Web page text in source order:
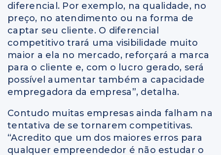
diferencial. Por exemplo, na qualidade, no
preço, no atendimento ou na forma de
captar seu cliente. O diferencial
competitivo trará uma visibilidade muito
maior a ela no mercado, reforçará a marca
para o cliente e, com o lucro gerado, será
possível aumentar também a capacidade
empregadora da empresa”, detalha.
Contudo muitas empresas ainda falham na
tentativa de se tornarem competitivas.
“Acredito que um dos maiores erros para
qualquer empreendedor é não estudar o